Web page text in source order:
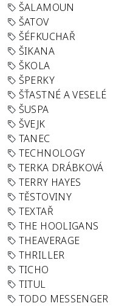
ŠALAMOUN
ŠATOV
ŠÉFKUCHAŘ
ŠIKANA
ŠKOLA
ŠPERKY
ŠŤASTNÉ A VESELÉ
ŠUSPA
ŠVEJK
TANEC
TECHNOLOGY
TERKA DRÁBKOVÁ
TERRY HAYES
TĚSTOVINY
TEXTAŘ
THE HOOLIGANS
THEAVERAGE
THRILLER
TICHO
TITUL
TODO MESSENGER